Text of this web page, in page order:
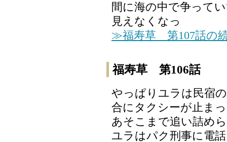
間に海の中で争って
見えなくなっ
≫福寿草 第107話の
福寿草 第106話
やっぱりユラは民宿
合にタクシーが止ま
あそこまで追い詰め
ユラはパク刑事に電